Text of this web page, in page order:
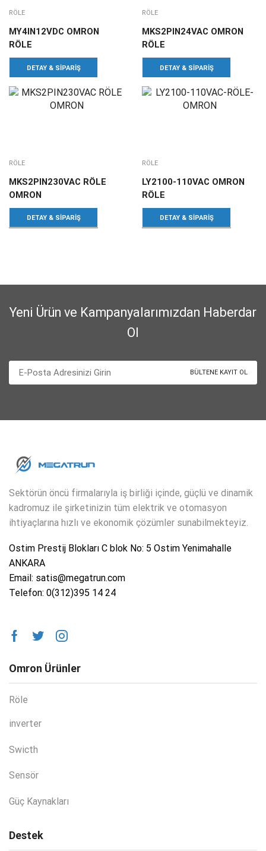
RÖLE
MY4IN12VDC OMRON
RÖLE
DETAY & SIPARIŞ
RÖLE
MKS2PIN24VAC OMRON
RÖLE
DETAY & SIPARIŞ
RÖLE
MKS2PIN230VAC RÖLE
OMRON
DETAY & SIPARIŞ
RÖLE
LY2100-110VAC OMRON
RÖLE
DETAY & SIPARIŞ
Yeni Ürün ve Kampanyalarımızdan Haberdar
Ol
Sektörün öncü firmalarıyla iş birliği içinde, güçlü ve dinamik
kadromuz ile şirketinizin tüm elektrik ve otomasyon
ihtiyaçlarına hızlı ve ekonomik çözümler sunabilmekteyiz.
Ostim Prestij Blokları C blok No: 5 Ostim Yenimahalle
ANKARA
Email: satis@megatrun.com
Telefon: 0(312)395 14 24
Omron Ürünler
Röle
inverter
Swicth
Sensör
Güç Kaynakları
Destek